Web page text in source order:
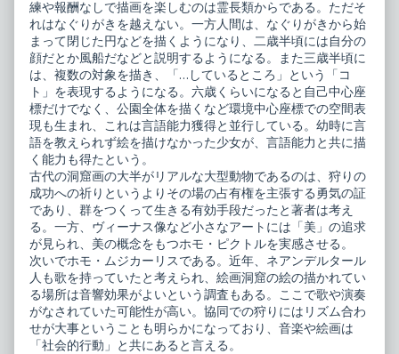
練や報酬なしで描画を楽しむのは霊長類からである。ただそ
れはなぐりがきを越えない。一方人間は、なぐりがきから始
まって閉じた円などを描くようになり、二歳半頃には自分の
顔だとか風船だなどと説明するようになる。また三歳半頃に
は、複数の対象を描き、「…しているところ」という「コ
ト」を表現するようになる。六歳くらいになると自己中心座
標だけでなく、公園全体を描くなど環境中心座標での空間表
現も生まれ、これは言語能力獲得と並行している。幼時に言
語を教えられず絵を描けなかった少女が、言語能力と共に描
く能力も得たという。
古代の洞窟画の大半がリアルな大型動物であるのは、狩りの
成功への祈りというよりその場の占有権を主張する勇気の証
であり、群をつくって生きる有効手段だったと著者は考え
る。一方、ヴィーナス像など小さなアートには「美」の追求
が見られ、美の概念をもつホモ・ピクトルを実感させる。
次いでホモ・ムジカーリスである。近年、ネアンデルタール
人も歌を持っていたと考えられ、絵画洞窟の絵の描かれてい
る場所は音響効果がよいという調査もある。ここで歌や演奏
がなされていた可能性が高い。協同での狩りにはリズム合わ
せが大事ということも明らかになっており、音楽や絵画は
「社会的行動」と共にあると言える。